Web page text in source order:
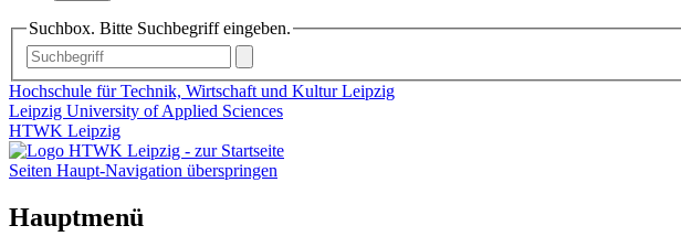
Suchbox. Bitte Suchbegriff eingeben.
Hochschule für Technik, Wirtschaft und Kultur Leipzig
Leipzig University of Applied Sciences
HTWK Leipzig
Seiten Haupt-Navigation überspringen
Hauptmenü